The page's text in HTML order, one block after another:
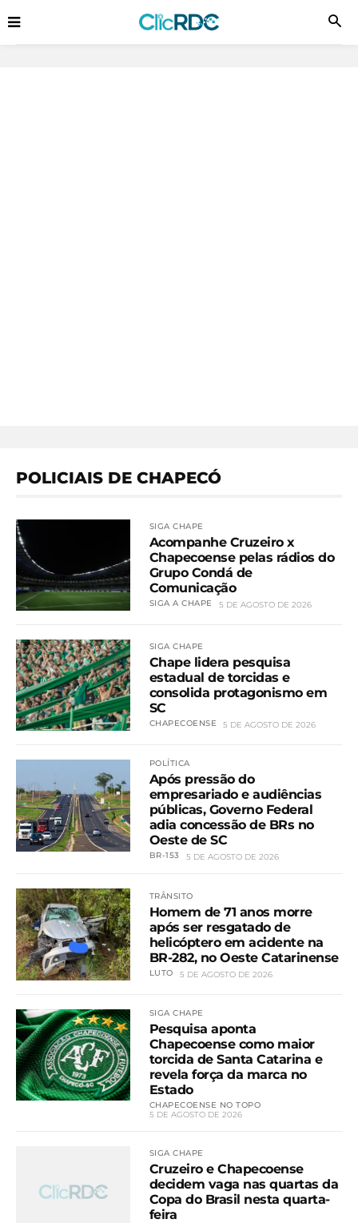
POLICIAIS DE CHAPECÓ
SIGA CHAPE
Acompanhe Cruzeiro x
Chapecoense pelas rádios do
Grupo Condá de
Comunicação
SIGA A CHAPE 5 DE AGOSTO DE 2026
SIGA CHAPE
Chape lidera pesquisa
estadual de torcidas e
consolida protagonismo em
SC
CHAPECOENSE 5 DE AGOSTO DE 2026
POLÍTICA
Após pressão do
empresariado e audiências
públicas, Governo Federal
adia concessão de BRs no
Oeste de SC
BR-153 5 DE AGOSTO DE 2026
TRÂNSITO
Homem de 71 anos morre
após ser resgatado de
helicóptero em acidente na
BR-282, no Oeste Catarinense
LUTO 5 DE AGOSTO DE 2026
SIGA CHAPE
Pesquisa aponta
Chapecoense como maior
torcida de Santa Catarina e
revela força da marca no
Estado
CHAPECOENSE NO TOPO
5 DE AGOSTO DE 2026
SIGA CHAPE
Cruzeiro e Chapecoense
decidem vaga nas quartas da
Copa do Brasil nesta quarta-
feira